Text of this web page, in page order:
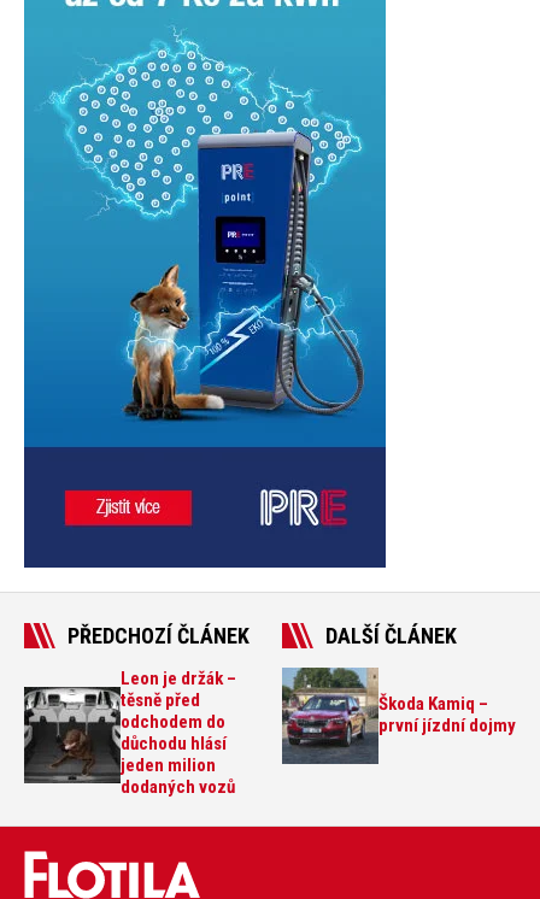
PŘEDCHOZÍ ČLÁNEK
Leon je držák –
těsně před
odchodem do
důchodu hlásí
jeden milion
dodaných vozů
DALŠÍ ČLÁNEK
Škoda Kamiq –
první jízdní dojmy